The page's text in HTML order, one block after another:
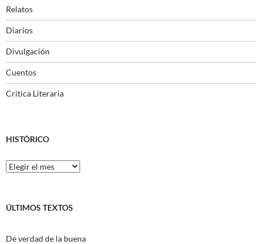
Relatos
Diarios
Divulgación
Cuentos
Crítica Literaria
HISTÓRICO
Histórico
ÚLTIMOS TEXTOS
De verdad de la buena